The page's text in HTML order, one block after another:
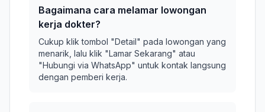
Bagaimana cara melamar lowongan
kerja dokter?
Cukup klik tombol "Detail" pada lowongan yang
menarik, lalu klik "Lamar Sekarang" atau
"Hubungi via WhatsApp" untuk kontak langsung
dengan pemberi kerja.